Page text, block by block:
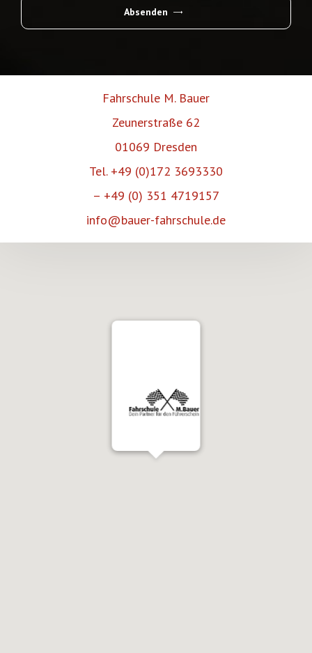
bleibt vom Widerruf unberührt.
Absenden
Fahrschule M. Bauer
Zeunerstraße 62
01069 Dresden
Tel. +49 (0)172 3693330
– +49 (0) 351 4719157
info@bauer-fahrschule.de